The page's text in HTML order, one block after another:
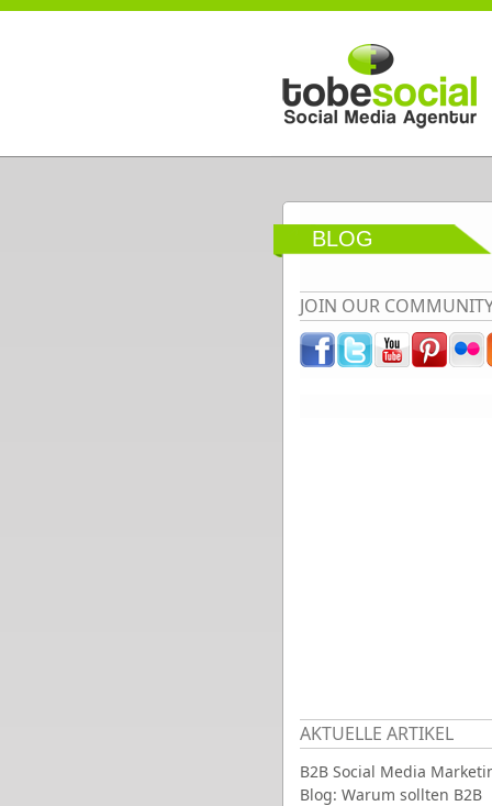
Direkt zum Inhalt
BLOG
JOIN OUR
AKTUELLE ARTIKEL
B2B Social Media
Blog: Warum sollten B2B